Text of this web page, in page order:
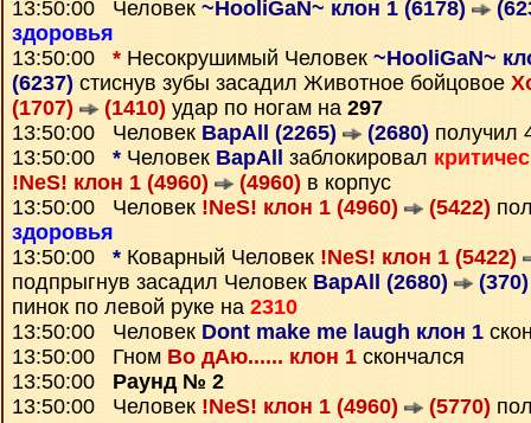
13:50:00 Человек ~HooliGaN~ клон 1 (6178)
здоровья
13:50:00 * Несокрушимый Человек ~HooliGaN~
(6237) стиснув зубы засадил Животное бойцовое
(1707)
(1410) удар по ногам на 297
13:50:00 Человек BapAll (2265) (2680) получил
13:50:00 * Человек BapAll заблокировал
!NeS! клон 1 (4960)
(4960) в корпус
13:50:00 Человек !NeS! клон 1 (4960) (5422)
здоровья
13:50:00 * Коварный Человек !NeS! клон 1 (5422)
подпрыгнув засадил Человек BapAll (2680)
(370)
пинок по левой руке на 2310
13:50:00 Человек Dont make me laugh клон 1
13:50:00 Гном Во дАю...... клон 1 скончался
13:50:00 Раунд № 2
13:50:00 Человек !NeS! клон 1 (4960) (5770)